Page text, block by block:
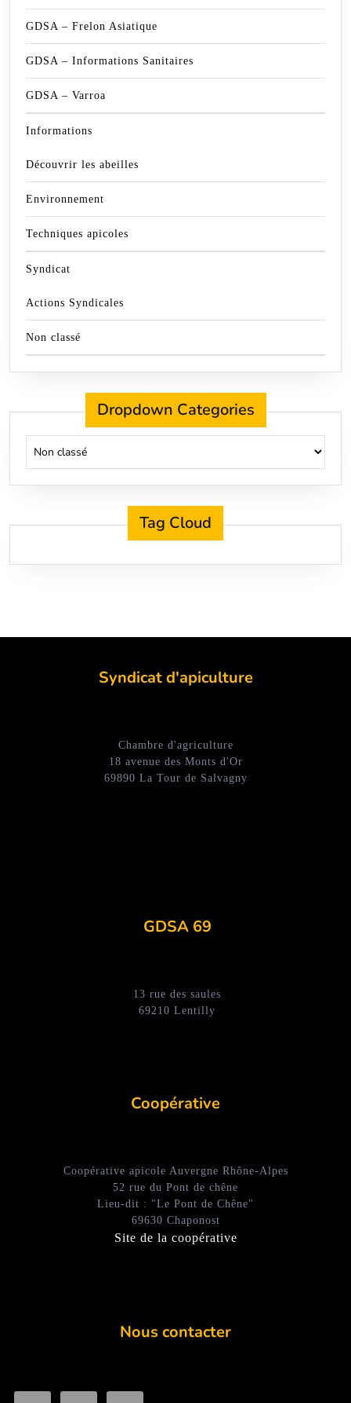
GDSA – Frelon Asiatique
GDSA – Informations Sanitaires
GDSA – Varroa
Informations
Découvrir les abeilles
Environnement
Techniques apicoles
Syndicat
Actions Syndicales
Non classé
Dropdown Categories
Tag Cloud
Syndicat d'apiculture
Chambre d'agriculture
18 avenue des Monts d'Or
69890 La Tour de Salvagny
GDSA 69
13 rue des saules
69210 Lentilly
Coopérative
Coopérative apicole Auvergne Rhône-Alpes
52 rue du Pont de chêne
Lieu-dit : "Le Pont de Chêne"
69630 Chaponost
Site de la coopérative
Nous contacter